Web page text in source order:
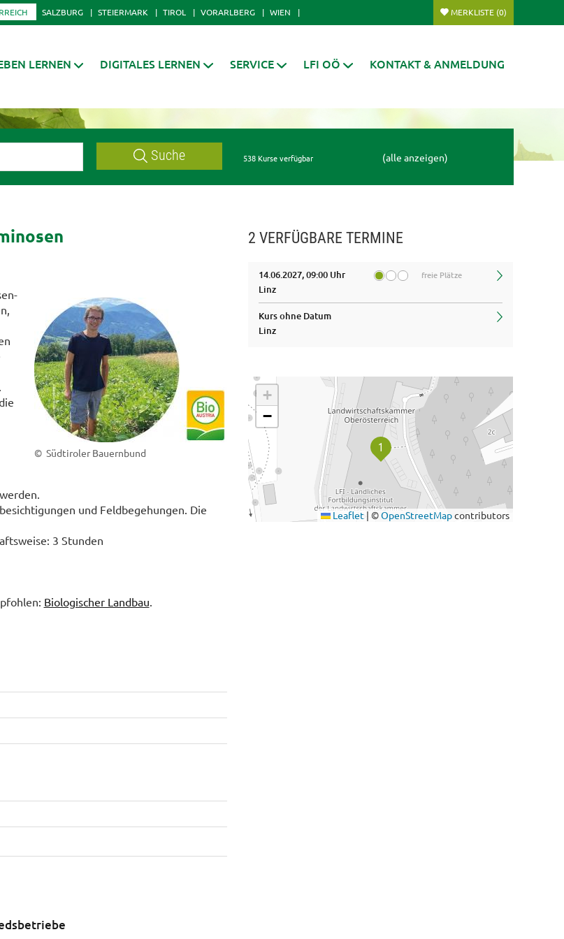
SALZBURG STEIERMARK TIROL VORARLBERG WIEN MERKLISTE (0)
LERNEN DIGITALES LERNEN SERVICE LFI OÖ KONTAKT & ANMELDUNG
Suche 538 Kurse verfügbar (alle anzeigen)
© Südtiroler Bauernbund
und Feldbegehungen. Die
3 Stunden
Biologischer Landbau.
2 VERFÜGBARE TERMINE
14.06.2027, 09:00 Uhr freie Plätze
Linz
Kurs ohne Datum
Linz
+
−
Leaflet | ©OpenStreetMapcontributors